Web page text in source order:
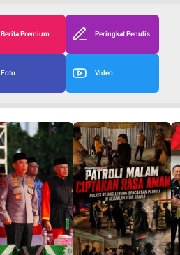
Berita Premium Peringkat Penulis
Foto Video